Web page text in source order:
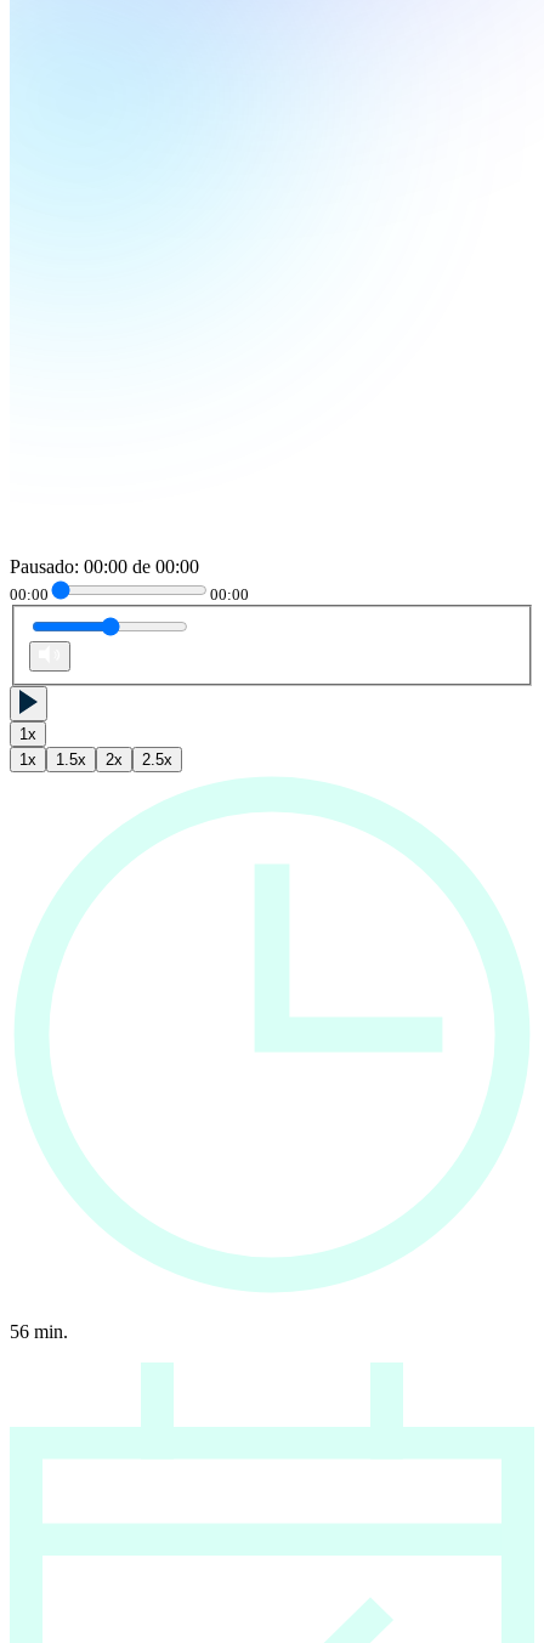
Pausado: 00:00 de 00:00
00:00 00:00
1x
1x 1.5x 2x 2.5x
56 min.